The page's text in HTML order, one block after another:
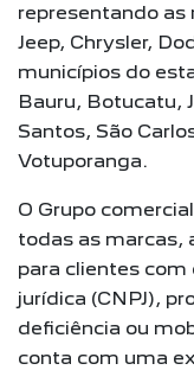
representando as
Jeep, Chrysler,
municípios do
Bauru, Botucatu,
Santos, São
Votuporanga.
O Grupo
todas as marcas,
para clientes com
jurídica (CNPJ),
deficiência ou
conta com uma